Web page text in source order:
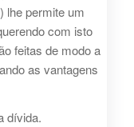
) lhe permite um
com isto
feitas de modo a
as vantagens
dívida.